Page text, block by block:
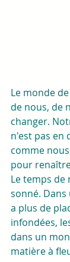
Le monde
de nous, de
changer.
n'est pas en
comme
pour
Le temps
sonné.
a plus de
infondées,
dans un
matière à